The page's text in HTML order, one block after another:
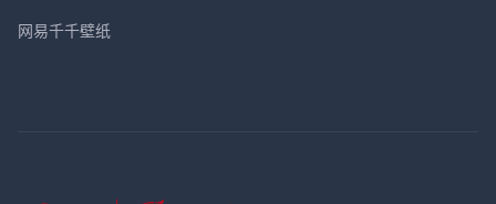
网易千千壁纸